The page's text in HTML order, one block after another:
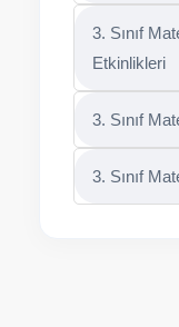
3. Sınıf
Etkinlikleri
3. Sınıf
3. Sınıf